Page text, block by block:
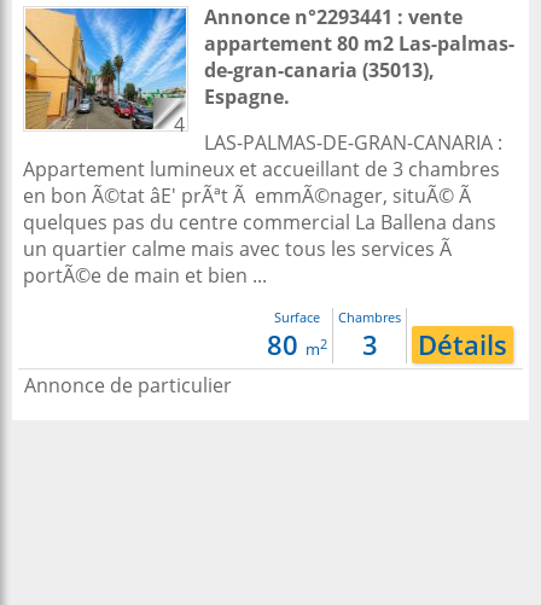
4
Annonce n°2293441 : vente
appartement 80 m2 Las-palmas-
de-gran-canaria (35013),
Espagne.
LAS-PALMAS-DE-GRAN-CANARIA :
Appartement lumineux et accueillant de 3 chambres
en bon Ã©tat âE' prÃªt Ã emmÃ©nager, situÃ© Ã
quelques pas du centre commercial La Ballena dans
un quartier calme mais avec tous les services Ã
portÃ©e de main et bien ...
Surface
80 m2
Chambres
3 Détails
Annonce de particulier